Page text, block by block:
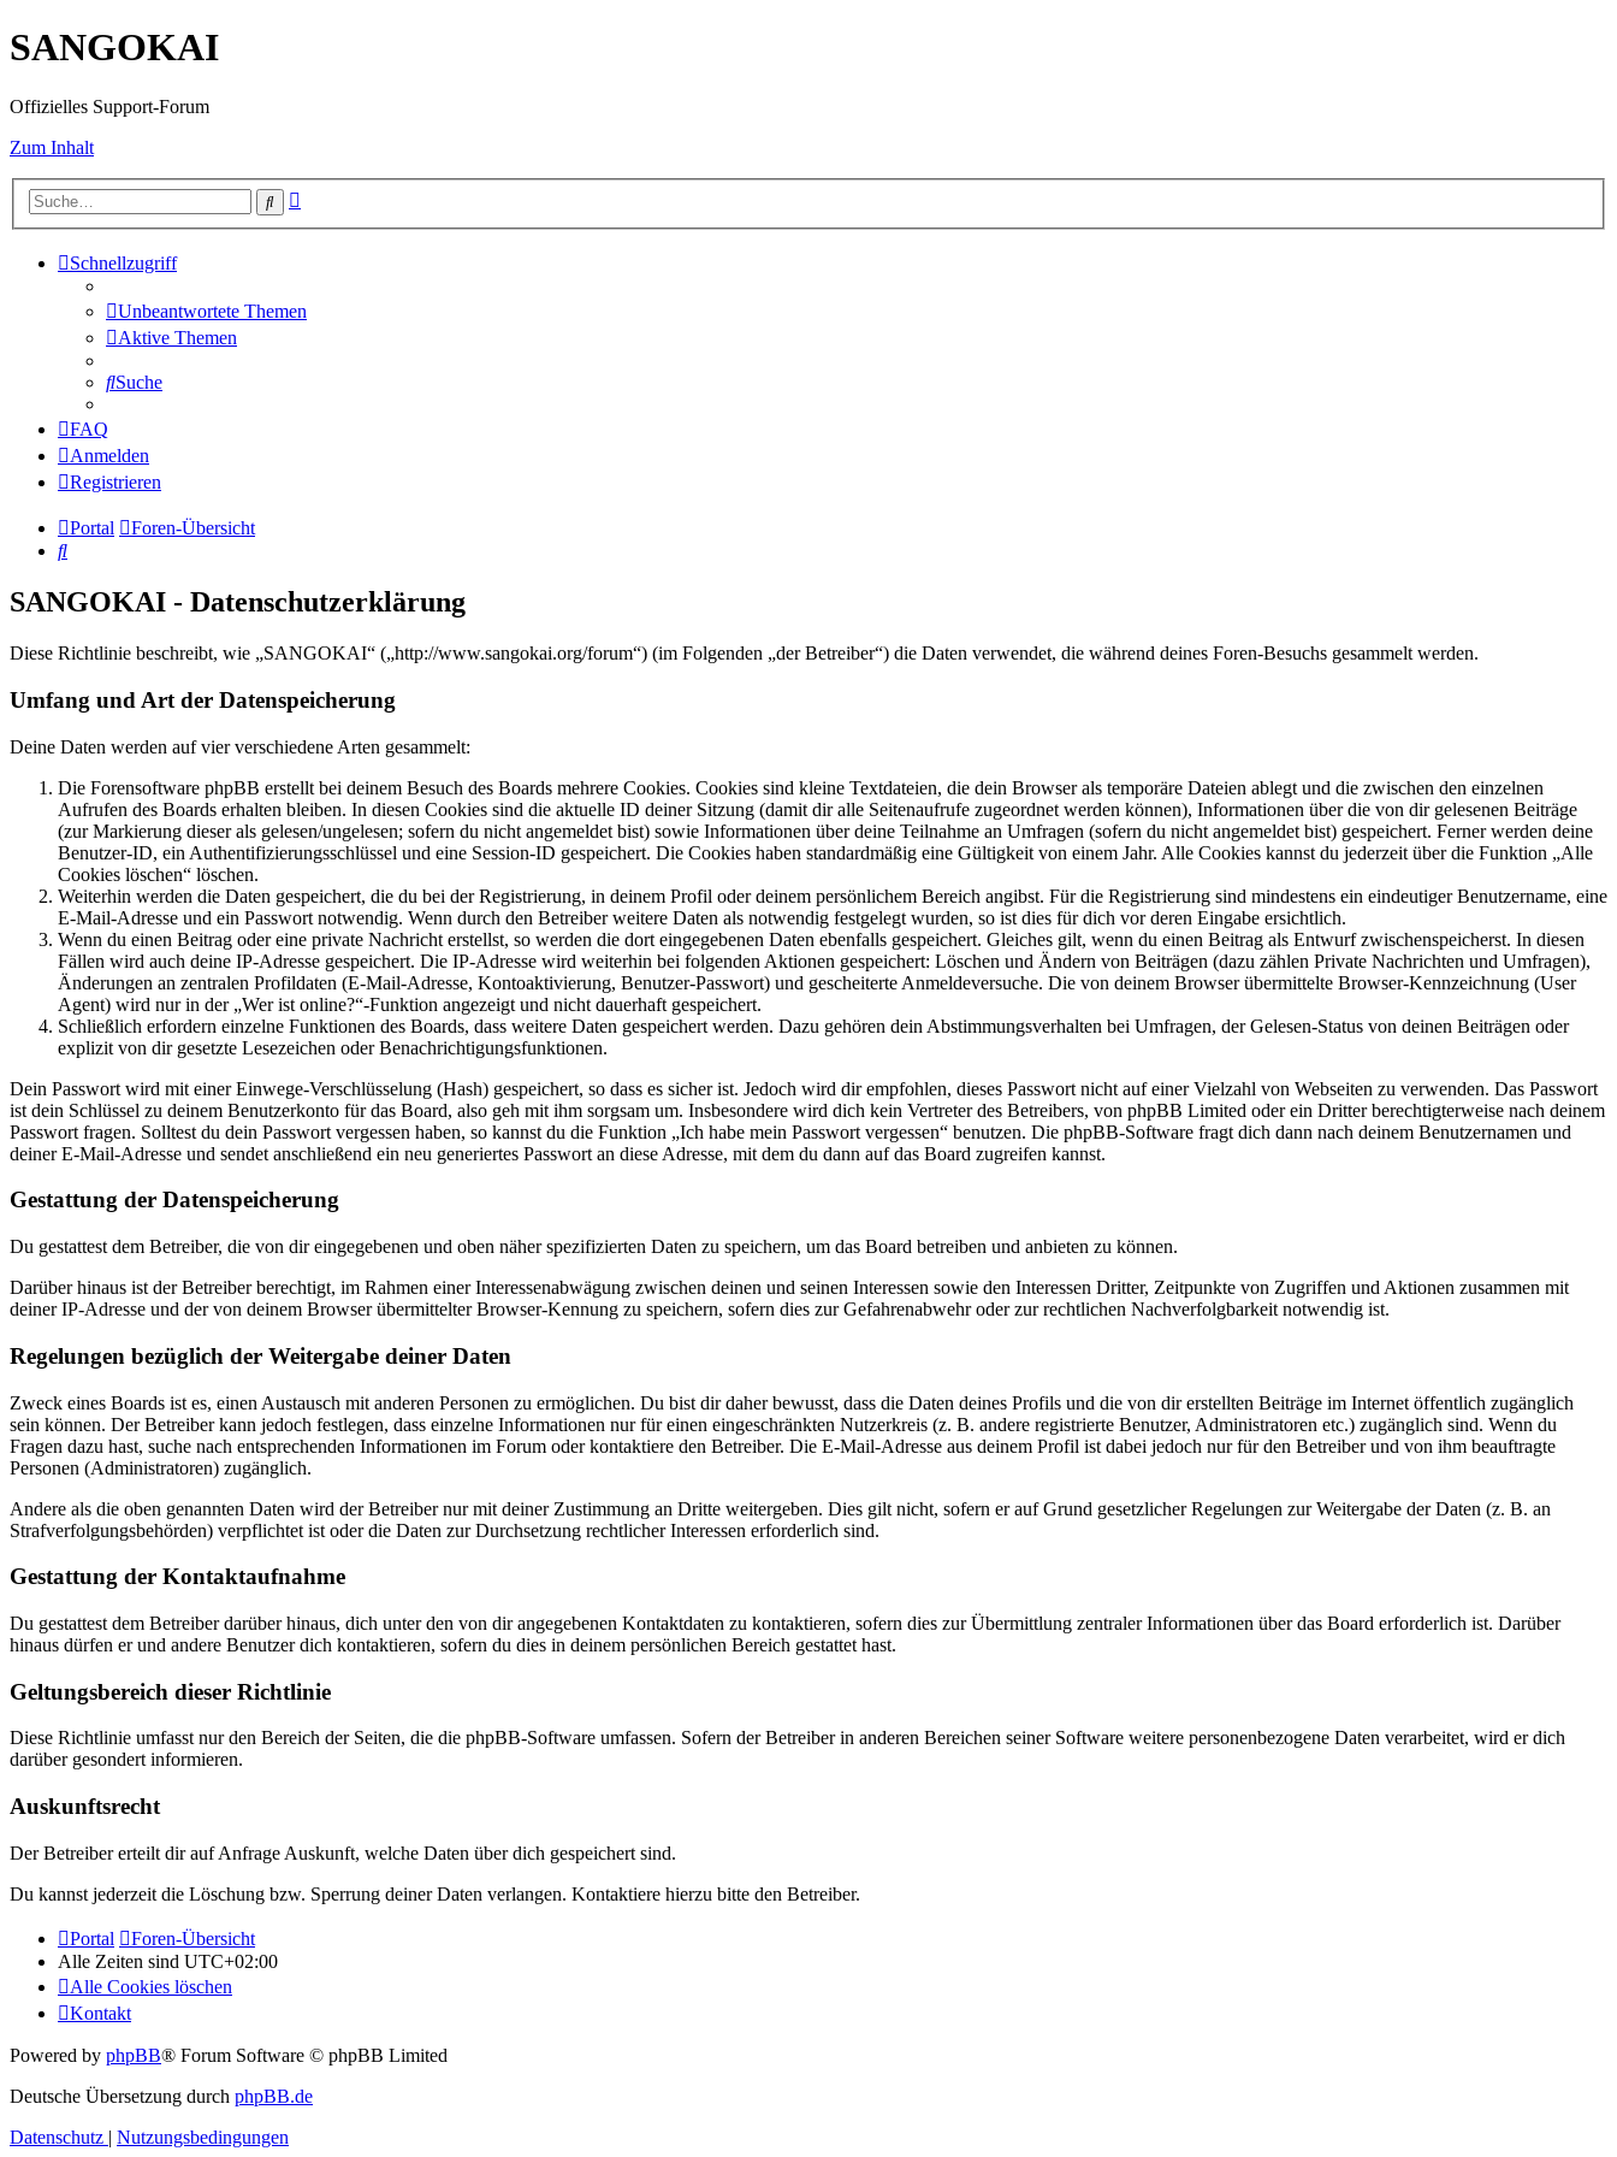
SANGOKAI
Offizielles Support-Forum
Zum Inhalt
Suche
Schnellzugriff
Unbeantwortete Themen
Aktive Themen
Suche
FAQ
Anmelden
Registrieren
Portal
Foren-Übersicht
Suche
SANGOKAI - Datenschutzerklärung
Diese Richtlinie beschreibt, wie „SANGOKAI“ („http://www.sangokai.org/forum“) (im Folgenden „der Betreiber“) die Daten verwendet, die während deines Foren-Besuchs gesammelt werden.
Umfang und Art der Datenspeicherung
Deine Daten werden auf vier verschiedene Arten gesammelt:
Die Forensoftware phpBB erstellt bei deinem Besuch des Boards mehrere Cookies. Cookies sind kleine Textdateien, die dein Browser als temporäre Dateien ablegt und die zwischen den einzelnen
Aufrufen des Boards erhalten bleiben. In diesen Cookies sind die aktuelle ID deiner Sitzung (damit dir alle Seitenaufrufe zugeordnet werden können), Informationen über die von dir gelesenen Beiträge
(zur Markierung dieser als gelesen/ungelesen; sofern du nicht angemeldet bist) sowie Informationen über deine Teilnahme an Umfragen (sofern du nicht angemeldet bist) gespeichert. Ferner werden deine
Benutzer-ID, ein Authentifizierungsschlüssel und eine Session-ID gespeichert. Die Cookies haben standardmäßig eine Gültigkeit von einem Jahr. Alle Cookies kannst du jederzeit über die Funktion „Alle
Cookies löschen“ löschen.
Weiterhin werden die Daten gespeichert, die du bei der Registrierung, in deinem Profil oder deinem persönlichem Bereich angibst. Für die Registrierung sind mindestens ein eindeutiger Benutzername, eine
E-Mail-Adresse und ein Passwort notwendig. Wenn durch den Betreiber weitere Daten als notwendig festgelegt wurden, so ist dies für dich vor deren Eingabe ersichtlich.
Wenn du einen Beitrag oder eine private Nachricht erstellst, so werden die dort eingegebenen Daten ebenfalls gespeichert. Gleiches gilt, wenn du einen Beitrag als Entwurf zwischenspeicherst. In diesen
Fällen wird auch deine IP-Adresse gespeichert. Die IP-Adresse wird weiterhin bei folgenden Aktionen gespeichert: Löschen und Ändern von Beiträgen (dazu zählen Private Nachrichten und Umfragen),
Änderungen an zentralen Profildaten (E-Mail-Adresse, Kontoaktivierung, Benutzer-Passwort) und gescheiterte Anmeldeversuche. Die von deinem Browser übermittelte Browser-Kennzeichnung (User
Agent) wird nur in der „Wer ist online?“-Funktion angezeigt und nicht dauerhaft gespeichert.
Schließlich erfordern einzelne Funktionen des Boards, dass weitere Daten gespeichert werden. Dazu gehören dein Abstimmungsverhalten bei Umfragen, der Gelesen-Status von deinen Beiträgen oder
explizit von dir gesetzte Lesezeichen oder Benachrichtigungsfunktionen.
Dein Passwort wird mit einer Einwege-Verschlüsselung (Hash) gespeichert, so dass es sicher ist. Jedoch wird dir empfohlen, dieses Passwort nicht auf einer Vielzahl von Webseiten zu verwenden. Das Passwort
ist dein Schlüssel zu deinem Benutzerkonto für das Board, also geh mit ihm sorgsam um. Insbesondere wird dich kein Vertreter des Betreibers, von phpBB Limited oder ein Dritter berechtigterweise nach deinem
Passwort fragen. Solltest du dein Passwort vergessen haben, so kannst du die Funktion „Ich habe mein Passwort vergessen“ benutzen. Die phpBB-Software fragt dich dann nach deinem Benutzernamen und
deiner E-Mail-Adresse und sendet anschließend ein neu generiertes Passwort an diese Adresse, mit dem du dann auf das Board zugreifen kannst.
Gestattung der Datenspeicherung
Du gestattest dem Betreiber, die von dir eingegebenen und oben näher spezifizierten Daten zu speichern, um das Board betreiben und anbieten zu können.
Darüber hinaus ist der Betreiber berechtigt, im Rahmen einer Interessenabwägung zwischen deinen und seinen Interessen sowie den Interessen Dritter, Zeitpunkte von Zugriffen und Aktionen zusammen mit
deiner IP-Adresse und der von deinem Browser übermittelter Browser-Kennung zu speichern, sofern dies zur Gefahrenabwehr oder zur rechtlichen Nachverfolgbarkeit notwendig ist.
Regelungen bezüglich der Weitergabe deiner Daten
Zweck eines Boards ist es, einen Austausch mit anderen Personen zu ermöglichen. Du bist dir daher bewusst, dass die Daten deines Profils und die von dir erstellten Beiträge im Internet öffentlich zugänglich
sein können. Der Betreiber kann jedoch festlegen, dass einzelne Informationen nur für einen eingeschränkten Nutzerkreis (z. B. andere registrierte Benutzer, Administratoren etc.) zugänglich sind. Wenn du
Fragen dazu hast, suche nach entsprechenden Informationen im Forum oder kontaktiere den Betreiber. Die E-Mail-Adresse aus deinem Profil ist dabei jedoch nur für den Betreiber und von ihm beauftragte
Personen (Administratoren) zugänglich.
Andere als die oben genannten Daten wird der Betreiber nur mit deiner Zustimmung an Dritte weitergeben. Dies gilt nicht, sofern er auf Grund gesetzlicher Regelungen zur Weitergabe der Daten (z. B. an
Strafverfolgungsbehörden) verpflichtet ist oder die Daten zur Durchsetzung rechtlicher Interessen erforderlich sind.
Gestattung der Kontaktaufnahme
Du gestattest dem Betreiber darüber hinaus, dich unter den von dir angegebenen Kontaktdaten zu kontaktieren, sofern dies zur Übermittlung zentraler Informationen über das Board erforderlich ist. Darüber
hinaus dürfen er und andere Benutzer dich kontaktieren, sofern du dies in deinem persönlichen Bereich gestattet hast.
Geltungsbereich dieser Richtlinie
Diese Richtlinie umfasst nur den Bereich der Seiten, die die phpBB-Software umfassen. Sofern der Betreiber in anderen Bereichen seiner Software weitere personenbezogene Daten verarbeitet, wird er dich
darüber gesondert informieren.
Auskunftsrecht
Der Betreiber erteilt dir auf Anfrage Auskunft, welche Daten über dich gespeichert sind.
Du kannst jederzeit die Löschung bzw. Sperrung deiner Daten verlangen. Kontaktiere hierzu bitte den Betreiber.
Portal
Foren-Übersicht
Alle Zeiten sind UTC+02:00
Alle Cookies löschen
Kontakt
Powered by phpBB® Forum Software © phpBB Limited
Deutsche Übersetzung durch phpBB.de
Datenschutz | Nutzungsbedingungen